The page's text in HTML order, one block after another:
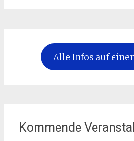
Alle Infos auf
Kommende